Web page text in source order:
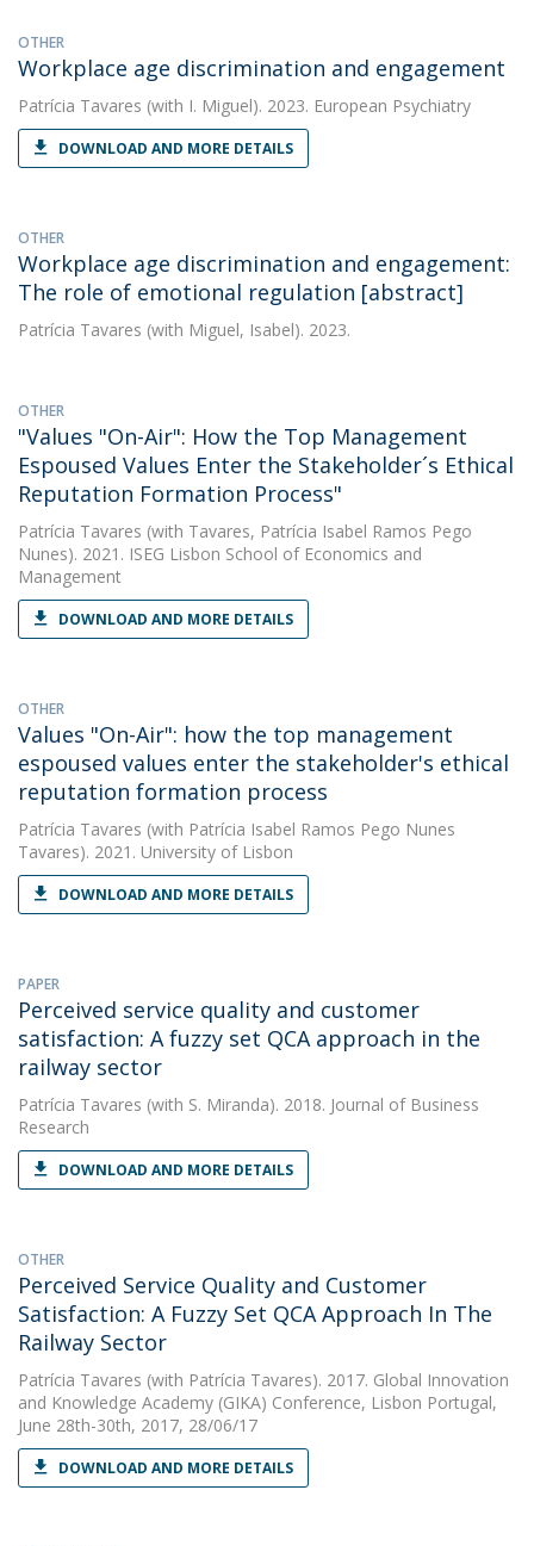
OTHER
Workplace age discrimination and engagement
Patrícia Tavares (with I. Miguel). 2023. European Psychiatry
DOWNLOAD AND MORE DETAILS
OTHER
Workplace age discrimination and engagement:
The role of emotional regulation [abstract]
Patrícia Tavares (with Miguel, Isabel). 2023.
OTHER
"Values "On-Air": How the Top Management
Espoused Values Enter the Stakeholder´s Ethical
Reputation Formation Process"
Patrícia Tavares (with Tavares, Patrícia Isabel Ramos Pego
Nunes). 2021. ISEG Lisbon School of Economics and
Management
DOWNLOAD AND MORE DETAILS
OTHER
Values "On-Air": how the top management
espoused values enter the stakeholder's ethical
reputation formation process
Patrícia Tavares (with Patrícia Isabel Ramos Pego Nunes
Tavares). 2021. University of Lisbon
DOWNLOAD AND MORE DETAILS
PAPER
Perceived service quality and customer
satisfaction: A fuzzy set QCA approach in the
railway sector
Patrícia Tavares (with S. Miranda). 2018. Journal of Business
Research
DOWNLOAD AND MORE DETAILS
OTHER
Perceived Service Quality and Customer
Satisfaction: A Fuzzy Set QCA Approach In The
Railway Sector
Patrícia Tavares (with Patrícia Tavares). 2017. Global Innovation
and Knowledge Academy (GIKA) Conference, Lisbon Portugal,
June 28th-30th, 2017, 28/06/17
DOWNLOAD AND MORE DETAILS